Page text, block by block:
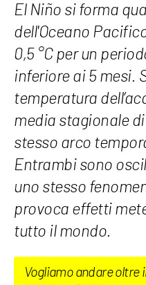
El Niño si forma
dell'Oceano
0,5 °C per un
inferiore ai 5 mesi.
temperatura
media stagionale di
stesso arco
Entrambi sono
uno stesso
provoca effetti
tutto il mondo.
Vogliamo andare oltre